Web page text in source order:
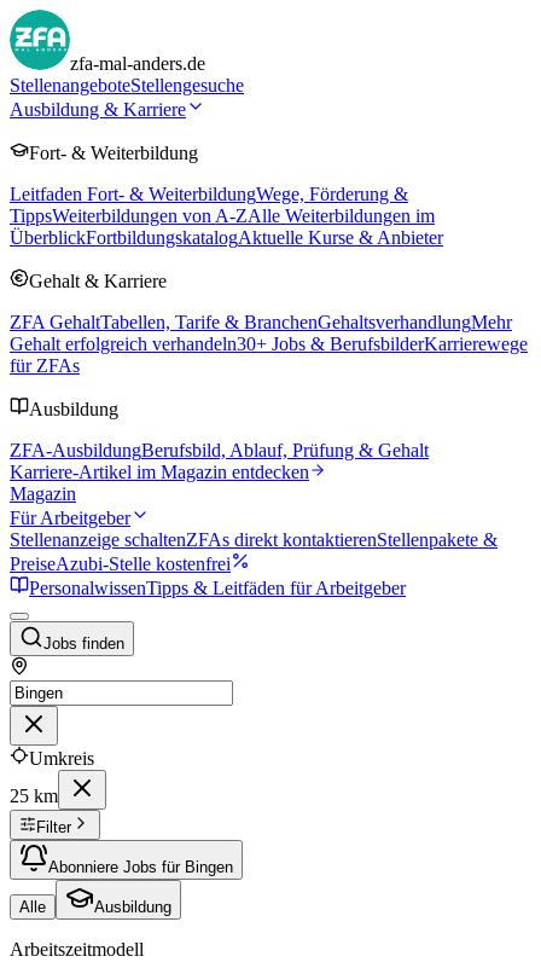
zfa-mal-anders.de
StellenangeboteStellengesuche
Ausbildung & Karriere
Fort- & Weiterbildung
Leitfaden Fort- & WeiterbildungWege, Förderung &
TippsWeiterbildungen von A-ZAlle Weiterbildungen im
ÜberblickFortbildungskatalogAktuelle Kurse & Anbieter
Gehalt & Karriere
ZFA GehaltTabellen, Tarife & BranchenGehaltsverhandlungMehr
Gehalt erfolgreich verhandeln30+ Jobs & BerufsbilderKarrierewege
für ZFAs
Ausbildung
ZFA-AusbildungBerufsbild, Ablauf, Prüfung & Gehalt
Karriere-Artikel im Magazin entdecken
Magazin
Für Arbeitgeber
Stellenanzeige schaltenZFAs direkt kontaktierenStellenpakete &
PreiseAzubi-Stelle kostenfrei
PersonalwissenTipps & Leitfäden für Arbeitgeber
Jobs finden
Umkreis
25 km
Filter
Abonniere Jobs für Bingen
Alle Ausbildung
Arbeitszeitmodell